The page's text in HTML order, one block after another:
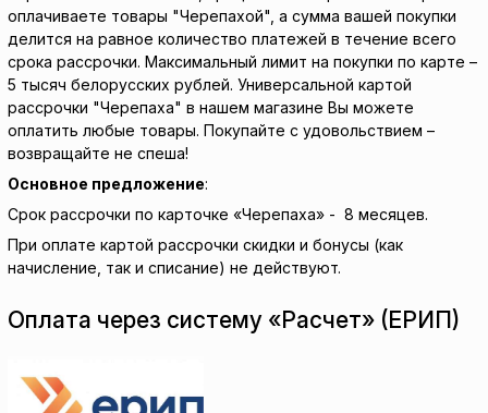
оплачиваете товары "Черепахой", а сумма вашей покупки
делится на равное количество платежей в течение всего
срока рассрочки. Максимальный лимит на покупки по карте –
5 тысяч белорусских рублей. Универсальной картой
рассрочки "Черепаха" в нашем магазине Вы можете
оплатить любые товары. Покупайте с удовольствием –
возвращайте не спеша!
Основное предложение:
Срок рассрочки по карточке «Черепаха» - 8 месяцев.
При оплате картой рассрочки скидки и бонусы (как
начисление, так и списание) не действуют.
Оплата через систему «Расчет» (ЕРИП)